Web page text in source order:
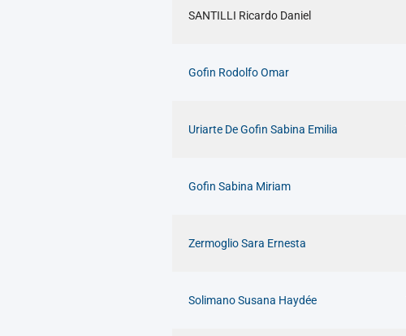
SANTILLI Ricardo Daniel
Gofin Rodolfo Omar
Uriarte De Gofin Sabina Emilia
Gofin Sabina Miriam
Zermoglio Sara Ernesta
Solimano Susana Haydée